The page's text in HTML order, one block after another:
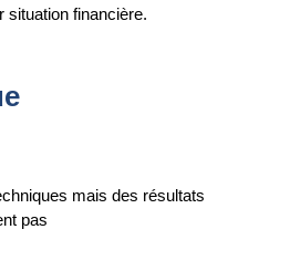
situation financière.
mais des résultats
pas